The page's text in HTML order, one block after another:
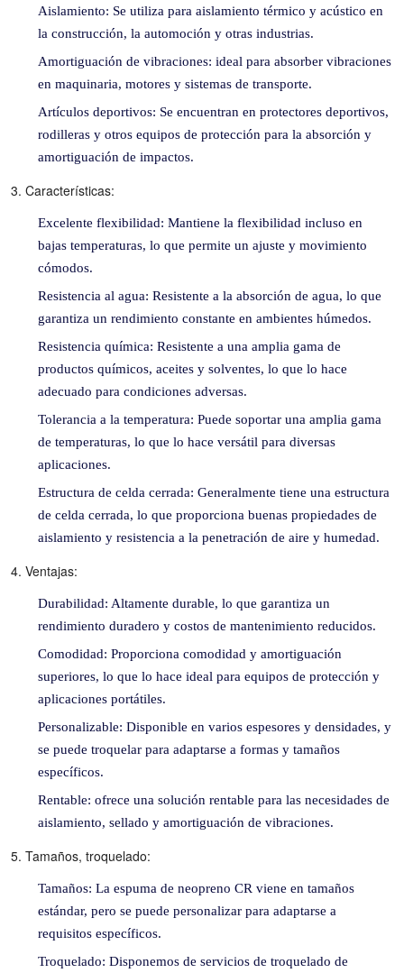
Aislamiento: Se utiliza para aislamiento térmico y acústico en
la construcción, la automoción y otras industrias.
Amortiguación de vibraciones: ideal para absorber vibraciones
en maquinaria, motores y sistemas de transporte.
Artículos deportivos: Se encuentran en protectores deportivos,
rodilleras y otros equipos de protección para la absorción y
amortiguación de impactos.
3. Características:
Excelente flexibilidad: Mantiene la flexibilidad incluso en
bajas temperaturas, lo que permite un ajuste y movimiento
cómodos.
Resistencia al agua: Resistente a la absorción de agua, lo que
garantiza un rendimiento constante en ambientes húmedos.
Resistencia química: Resistente a una amplia gama de
productos químicos, aceites y solventes, lo que lo hace
adecuado para condiciones adversas.
Tolerancia a la temperatura: Puede soportar una amplia gama
de temperaturas, lo que lo hace versátil para diversas
aplicaciones.
Estructura de celda cerrada: Generalmente tiene una estructura
de celda cerrada, lo que proporciona buenas propiedades de
aislamiento y resistencia a la penetración de aire y humedad.
4. Ventajas:
Durabilidad: Altamente durable, lo que garantiza un
rendimiento duradero y costos de mantenimiento reducidos.
Comodidad: Proporciona comodidad y amortiguación
superiores, lo que lo hace ideal para equipos de protección y
aplicaciones portátiles.
Personalizable: Disponible en varios espesores y densidades, y
se puede troquelar para adaptarse a formas y tamaños
específicos.
Rentable: ofrece una solución rentable para las necesidades de
aislamiento, sellado y amortiguación de vibraciones.
5. Tamaños, troquelado:
Tamaños: La espuma de neopreno CR viene en tamaños
estándar, pero se puede personalizar para adaptarse a
requisitos específicos.
Troquelado: Disponemos de servicios de troquelado de